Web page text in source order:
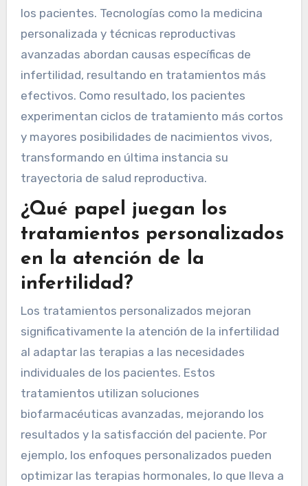
los pacientes. Tecnologías como la medicina
personalizada y técnicas reproductivas
avanzadas abordan causas específicas de
infertilidad, resultando en tratamientos más
efectivos. Como resultado, los pacientes
experimentan ciclos de tratamiento más cortos
y mayores posibilidades de nacimientos vivos,
transformando en última instancia su
trayectoria de salud reproductiva.
¿Qué papel juegan los
tratamientos personalizados
en la atención de la
infertilidad?
Los tratamientos personalizados mejoran
significativamente la atención de la infertilidad
al adaptar las terapias a las necesidades
individuales de los pacientes. Estos
tratamientos utilizan soluciones
biofarmacéuticas avanzadas, mejorando los
resultados y la satisfacción del paciente. Por
ejemplo, los enfoques personalizados pueden
optimizar las terapias hormonales, lo que lleva a